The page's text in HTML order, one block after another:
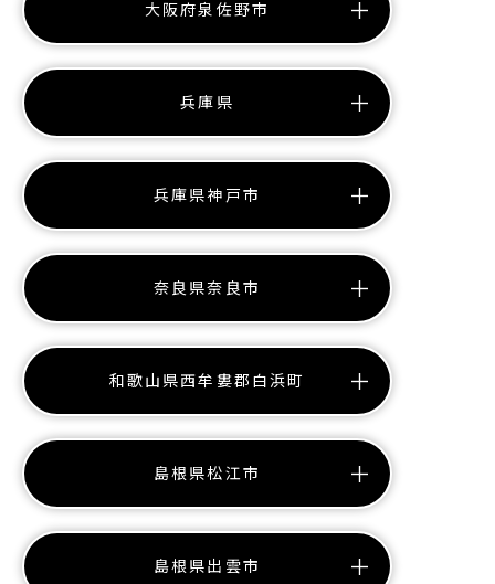
大阪府泉佐野市
兵庫県
兵庫県神戸市
奈良県奈良市
和歌山県西牟婁郡白浜町
島根県松江市
島根県出雲市